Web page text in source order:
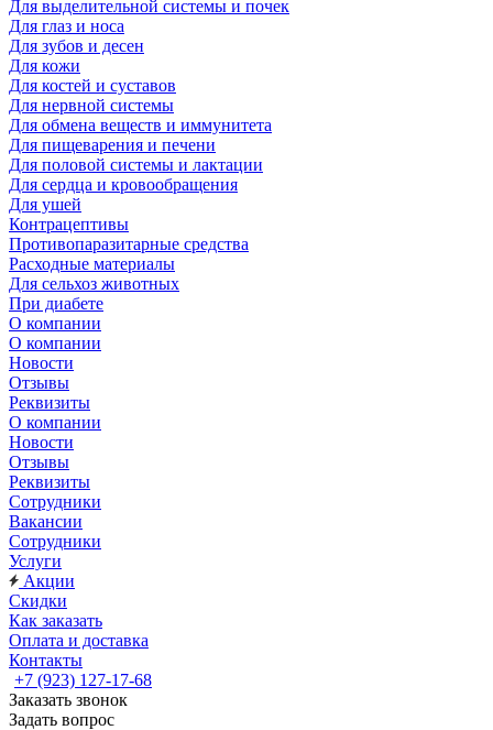
Для выделительной системы и почек
Для глаз и носа
Для зубов и десен
Для кожи
Для костей и суставов
Для нервной системы
Для обмена веществ и иммунитета
Для пищеварения и печени
Для половой системы и лактации
Для сердца и кровообращения
Для ушей
Контрацептивы
Противопаразитарные средства
Расходные материалы
Для сельхоз животных
При диабете
О компании
О компании
Новости
Отзывы
Реквизиты
О компании
Новости
Отзывы
Реквизиты
Сотрудники
Вакансии
Сотрудники
Услуги
Акции
Скидки
Как заказать
Оплата и доставка
Контакты
+7 (923) 127-17-68
Заказать звонок
Задать вопрос